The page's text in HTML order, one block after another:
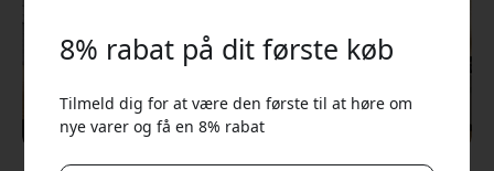
8% rabat på dit første køb
Tilmeld dig for at være den første til at høre om
nye varer og få en 8% rabat